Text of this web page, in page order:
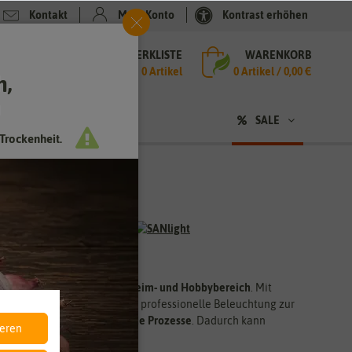
Kontakt Mein Konto Kontrast erhöhen
MERKLISTE
0 Artikel
WARENKORB
0Artikel /0,00 €
SALE
Gartenbau, sowie im Heim- und Hobbybereich . Mit
und dir bei deinem Projekt professionelle Beleuchtung zur
und umweltschonende Prozesse . Dadurch kann